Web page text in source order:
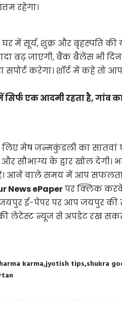
रहेगा।
में सूर्य, शुक्र और बृहस्पति
बढ़ जाएगी, बैंक बैलेंस भी
सपोर्ट करेगा। शॉर्ट में कहे
सिर्फ एक आदमी रहता है, गांव
लिए मेष जन्मकुंडली का सातवां
सौभाग्य के द्वार खोल देगी।
आने वाले समय में आप सफलता
News ePaperपर क्लिक
ई-पेपर पर आप जयपुर की
लेटेस्ट न्यूज से अपडेट रख
karmajyotish tips shukra